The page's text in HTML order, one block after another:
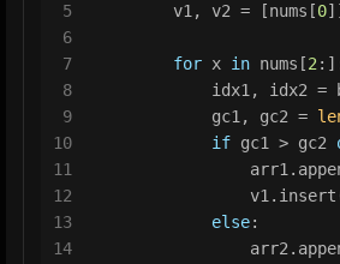
5
6
7
8
9
10
11
12
13
14
        v1, v2 = [nums[
0
for x in nums[2
idx1, idx2 =
            gc1, gc2 =
if gc1 > gc2
else: